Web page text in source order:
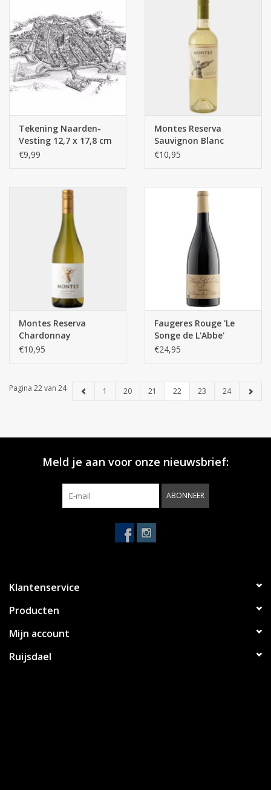
Tekening Naarden-
Vesting 12,7 x 17,8 cm
€9,99
Montes Reserva
Sauvignon Blanc
€10,95
Montes Reserva
Chardonnay
€10,95
Faugeres Rouge 'Le
Songe de L'Abbe'
€24,95
Pagina 22 van 24 1 20 21 22 23 24
Meld je aan voor onze nieuwsbrief:
ABONNEER
Klantenservice
Producten
Mijn account
Ruijsdael